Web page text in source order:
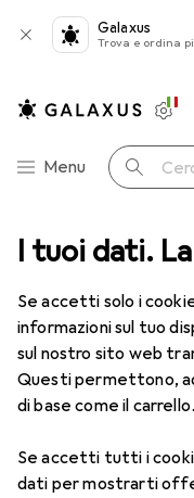
I tuoi dati.
Se accetti solo i
informazioni sul tuo
sul nostro sito web
Questi permettono,
di base come il carrello.
Se accetti tutti i
dati per mostrarti
Galaxus
Trova e ordina
Categoria Navigazione
Menu Cerca
Liste
Liste
Lenti a contatto
Air Optix più
-1.75, Obiettivo
EUR
49,16 EUR
8,20/1pz.